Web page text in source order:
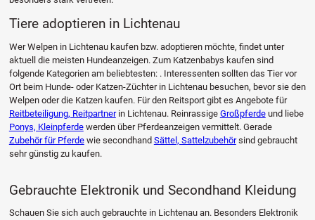
Tiere adoptieren in Lichtenau
Wer Welpen in Lichtenau kaufen bzw. adoptieren möchte, findet unter
aktuell die meisten Hundeanzeigen. Zum Katzenbabys kaufen sind
folgende Kategorien am beliebtesten: . Interessenten sollten das Tier vor
Ort beim Hunde- oder Katzen-Züchter in Lichtenau besuchen, bevor sie den
Welpen oder die Katzen kaufen. Für den Reitsport gibt es Angebote für
Reitbeteiligung, Reitpartnerin Lichtenau. Reinrassige Großpferdeund liebe
Ponys, Kleinpferdewerden über Pferdeanzeigen vermittelt. Gerade
Zubehör für Pferdewie secondhand Sättel, Sattelzubehörsind gebraucht
sehr günstig zu kaufen.
Gebrauchte Elektronik und Secondhand Kleidung
Schauen Sie sich auch gebrauchte in Lichtenau an. Besonders Elektronik